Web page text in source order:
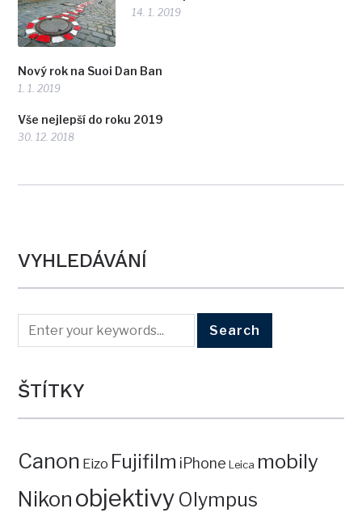
14. 1. 2019
Nový rok na Suoi Dan Ban
1. 1. 2019
Vše nejlepší do roku 2019
30. 12. 2018
VYHLEDÁVÁNÍ
ŠTÍTKY
Canon Eizo Fujifilm iPhone Leica mobily
Nikon objektivy Olympus